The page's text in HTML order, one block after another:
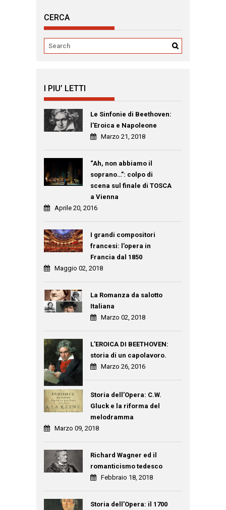
CERCA
I PIU’ LETTI
Le Sinfonie di Beethoven:
l’Eroica e Napoleone
Marzo 21, 2018
“Ah, non abbiamo il
soprano…”: colpo di
scena sul finale di TOSCA
a Vienna
Aprile 20, 2016
I grandi compositori
francesi: l’opera in
Francia dal 1850
Maggio 02, 2018
La Romanza da salotto
Italiana
Marzo 02, 2018
L’EROICA DI BEETHOVEN:
storia di un capolavoro.
Marzo 26, 2016
Storia dell’Opera: C.W.
Gluck e la riforma del
melodramma
Marzo 09, 2018
Richard Wagner ed il
romanticismo tedesco
Febbraio 18, 2018
Storia dell’Opera: il 1700